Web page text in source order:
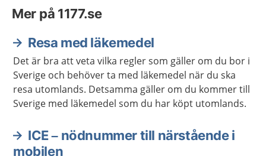
Mer på 1177.se
Resa med läkemedel
Det är bra att veta vilka regler som gäller om du bor i
Sverige och behöver ta med läkemedel när du ska
resa utomlands. Detsamma gäller om du kommer till
Sverige med läkemedel som du har köpt utomlands.
ICE – nödnummer till närstående i
mobilen